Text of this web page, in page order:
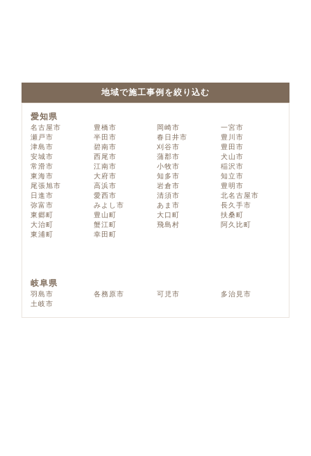
地域で施工事例を絞り込む
愛知県
名古屋市 豊橋市 岡崎市
一宮市
瀬戸市
半田市 春日井市
豊川市
津島市
碧南市 刈谷市
豊田市
安城市
西尾市 蒲郡市
犬山市
常滑市
江南市 小牧市
稲沢市
東海市
大府市 知多市
知立市
尾張旭市
高浜市 岩倉市
豊明市
日進市
愛西市 清須市
北名古屋市
弥富市
みよし市 あま市
長久手市
東郷町
豊山町 大口町
扶桑町
大治町
蟹江町 飛島村
阿久比町
東浦町
幸田町
岐阜県
羽島市 各務原市 可児市
多治見市
土岐市